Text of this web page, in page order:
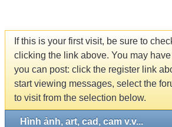
If this is your first visit, be sure to
clicking the link above. You may
you can post: click the register link
start viewing messages, select the
to visit from the selection below.
Hình ảnh, art, cad, cam v.v...